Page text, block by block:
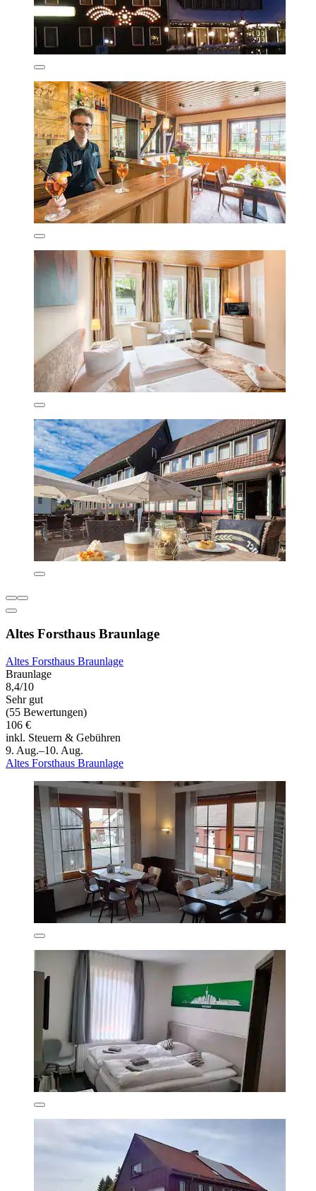
Altes Forsthaus Braunlage
Altes Forsthaus Braunlage
Braunlage
8,4/10
Sehr gut
(55 Bewertungen)
106 €
inkl. Steuern & Gebühren
9. Aug.–10. Aug.
Altes Forsthaus Braunlage